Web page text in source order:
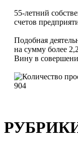
55-летний
счетов
Подобная
на сумму более
Вину в
904